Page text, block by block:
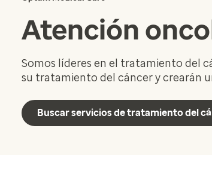
Atención
Somos líderes en el tratamiento del
su tratamiento del cáncer y crearán
Buscar servicios de tratamiento del